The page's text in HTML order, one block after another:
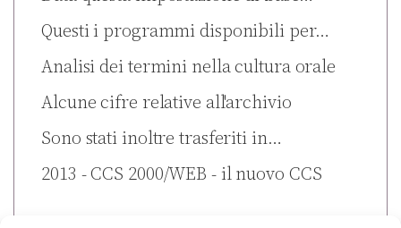
Questi i programmi disponibili per…
Analisi dei termini nella cultura orale
Alcune cifre relative all'archivio
Sono stati inoltre trasferiti in…
2013 - CCS 2000/WEB - il nuovo CCS